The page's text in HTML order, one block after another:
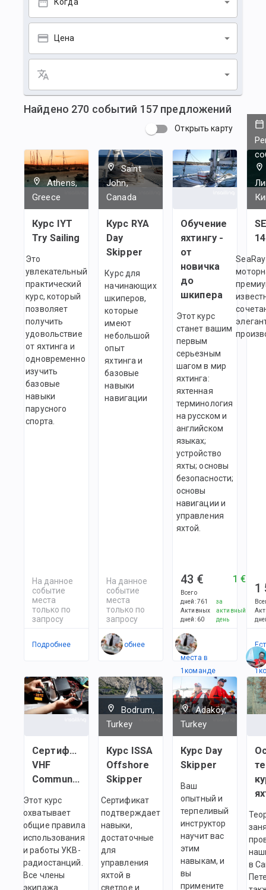
Цена
Найдено 270 событий 157 предложений
Открыть карту
Athens,
Greece
Курс IYT
Try Sailing
Это
увлекательный
практический
курс, который
позволяет
получить
удовольствие
от яхтинга и
одновременно
изучить
базовые
навыки
парусного
спорта.
На данное
событие
места
только по
запросу
Подробнее
Saint
John,
Canada
Курс RYA
Day
Skipper
Курс для
начинающих
шкиперов,
которые
имеют
небольшой
опыт
яхтинга и
базовые
навыки
навигации
На данное
событие
места
только по
запросу
Подробнее
Обучение
яхтингу -
от
новичка
до
шкипера
Этот курс
станет вашим
первым
серьезным
шагом в мир
яхтинга:
яхтенная
терминология
на русском и
английском
языках;
устройство
яхты; основы
безопасности;
основы
навигации и
управления
яхтой.
43 €
Всего
дней:761
Активных
дней: 60
1 €
за
активный
день
Есть
места в
1командe
1
1
Сертификат
VHF
Communications
Этот курс
охватывает
общие правила
использования
и работы УКВ-
радиостанций.
Все члены
экипажа
Bodrum,
Turkey
Курс ISSA
Offshore
Skipper
Сертификат
подтверждает
навыки,
достаточные
для
управления
яхтой в
светлое и
Adaköy,
Turkey
Курс Day
Skipper
Ваш
опытный и
терпеливый
инструктор
научит вас
этим
навыкам, и
вы
примените
в